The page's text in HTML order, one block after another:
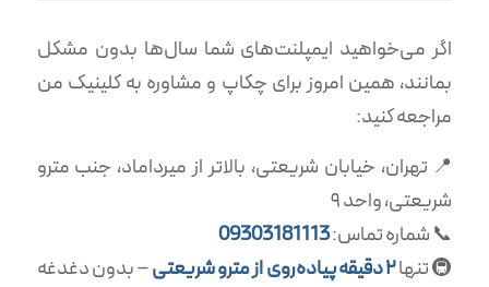
اگر می‌خواهید ایمپلنت‌های شما سال‌ها بدون مشکل
بمانند، همین امروز برای چکاپ و مشاوره به کلینیک من
مراجعه کنید:
📍 تهران، خیابان شریعتی، بالاتر از میرداماد، جنب مترو
شریعتی، واحد ۹
📞 شماره تماس:09303181113
🚇 تنها۲ دقیقه پیاده‌روی از مترو شریعتی
– بدون دغدغه